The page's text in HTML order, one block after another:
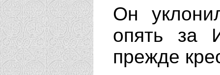
Он
опять за
прежде